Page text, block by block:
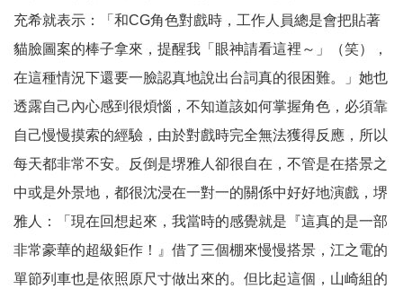
充希就表示：「和CG角色對戲時，工作人員總是會把貼著
貓臉圖案的棒子拿來，提醒我「眼神請看這裡～」（笑），
在這種情況下還要一臉認真地說出台詞真的很困難。」她也
透露自己內心感到很煩惱，不知道該如何掌握角色，必須靠
自己慢慢摸索的經驗，由於對戲時完全無法獲得反應，所以
每天都非常不安。反倒是堺雅人卻很自在，不管是在搭景之
中或是外景地，都很沈浸在一對一的關係中好好地演戲，堺
雅人：「現在回想起來，我當時的感覺就是『這真的是一部
非常豪華的超級鉅作！』借了三個棚來慢慢搭景，江之電的
單節列車也是依照原尺寸做出來的。但比起這個，山崎組的